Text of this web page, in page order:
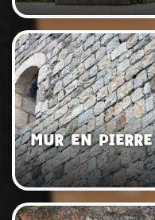
Mur en pierre